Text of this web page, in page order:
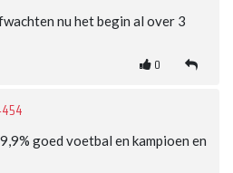
nu het begin al over 3
0
goed voetbal en kampioen en